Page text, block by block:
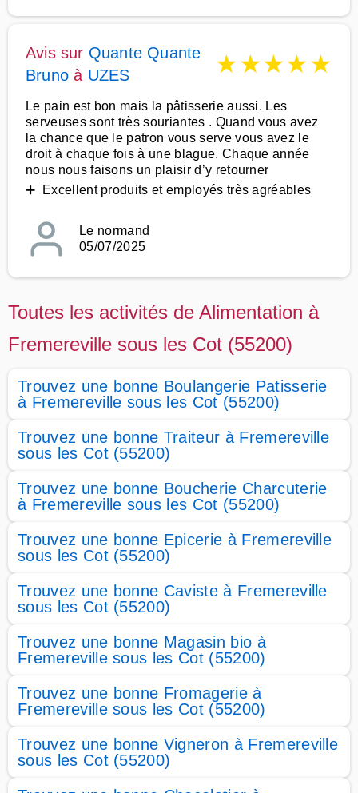
Avis sur Quante Quante
Bruno à UZES ★★★★★
Le pain est bon mais la pâtisserie aussi. Les
serveuses sont très souriantes . Quand vous avez
la chance que le patron vous serve vous avez le
droit à chaque fois à une blague. Chaque année
nous nous faisons un plaisir d’y retourner
➕ Excellent produits et employés très agréables
Le normand
05/07/2025
Toutes les activités de Alimentation à
Fremereville sous les Cot (55200)
Trouvez une bonne Boulangerie Patisserie
à Fremereville sous les Cot (55200)
Trouvez une bonne Traiteur à Fremereville
sous les Cot (55200)
Trouvez une bonne Boucherie Charcuterie
à Fremereville sous les Cot (55200)
Trouvez une bonne Epicerie à Fremereville
sous les Cot (55200)
Trouvez une bonne Caviste à Fremereville
sous les Cot (55200)
Trouvez une bonne Magasin bio à
Fremereville sous les Cot (55200)
Trouvez une bonne Fromagerie à
Fremereville sous les Cot (55200)
Trouvez une bonne Vigneron à Fremereville
sous les Cot (55200)